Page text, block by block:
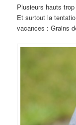
Plusieurs hauts
Et surtout la
vacances : Grains